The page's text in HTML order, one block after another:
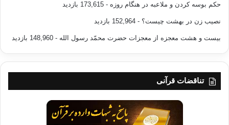
حکم بوسه کردن و ملاعبه در هنگام روزه - 173,615 بازدید
نصیب زن در بهشت چیست؟ - 152,964 بازدید
بیست و هشت معجزه از معجزات حضرت محمّد رسول الله - 148,960 بازدید
تناقضات قرآنی